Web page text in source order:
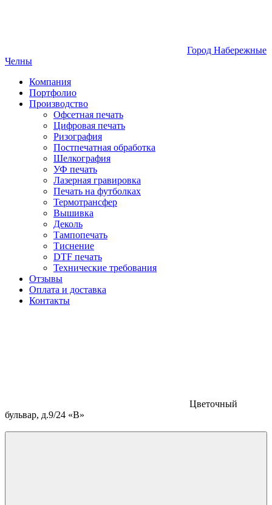
Город Набережные
Челны
Компания
Портфолио
Производство
Офсетная печать
Цифровая печать
Ризография
Постпечатная обработка
Шелкография
УФ печать
Лазерная гравировка
Печать на футболках
Термотрансфер
Вышивка
Деколь
Тампопечать
Тиснение
DTF печать
Технические требования
Отзывы
Оплата и доставка
Контакты
Цветочный
бульвар, д.9/24 «В»